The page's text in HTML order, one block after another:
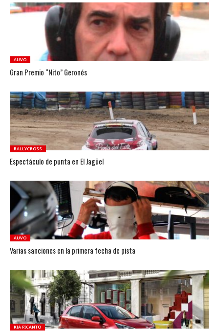
AUVO
Gran Premio “Nito” Geronés
RALLYCROSS
Espectáculo de punta en El Jagüel
AUVO
Varias sanciones en la primera fecha de pista
KIA PICANTO